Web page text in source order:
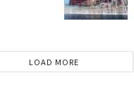
LOAD MORE